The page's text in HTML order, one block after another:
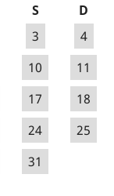
S
D
3
4
10
11
17
18
24
25
31